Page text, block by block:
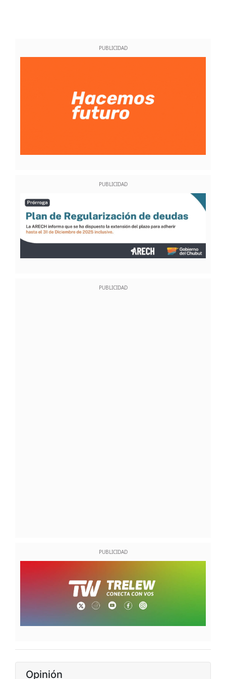
Opinión